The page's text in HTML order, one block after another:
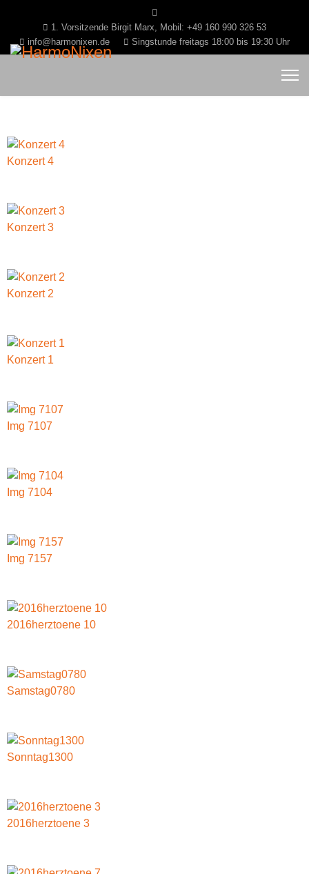
1. Vorsitzende Birgit Marx, Mobil: +49 160 990 326 53
info@harmonixen.de
Singstunde freitags 18:00 bis 19:30 Uhr
Konzert 4
Konzert 3
Konzert 2
Konzert 1
Img 7107
Img 7104
Img 7157
2016herztoene 10
Samstag0780
Sonntag1300
2016herztoene 3